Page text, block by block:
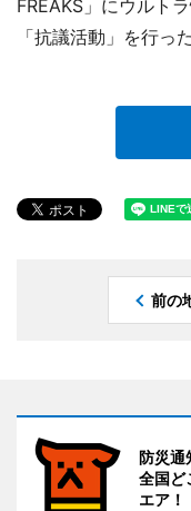
FREAKS」にウルト
「抗議活動」を行った
前の
防災通
全国ど
エア！